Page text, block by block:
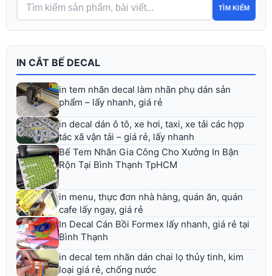
TÌM KIẾM
IN CẮT BẾ DECAL
in tem nhãn decal làm nhãn phụ dán sản
phẩm – lấy nhanh, giá rẻ
in decal dán ô tô, xe hơi, taxi, xe tải các hợp
tác xã vận tải – giá rẻ, lấy nhanh
Bế Tem Nhãn Gia Công Cho Xưởng In Bận
Rộn Tại Bình Thạnh TpHCM
in menu, thực đơn nhà hàng, quán ăn, quán
cafe lấy ngay, giá rẻ
In Decal Cán Bồi Formex lấy nhanh, giá rẻ tại
Bình Thạnh
in decal tem nhãn dán chai lọ thủy tinh, kim
loại giá rẻ, chống nước